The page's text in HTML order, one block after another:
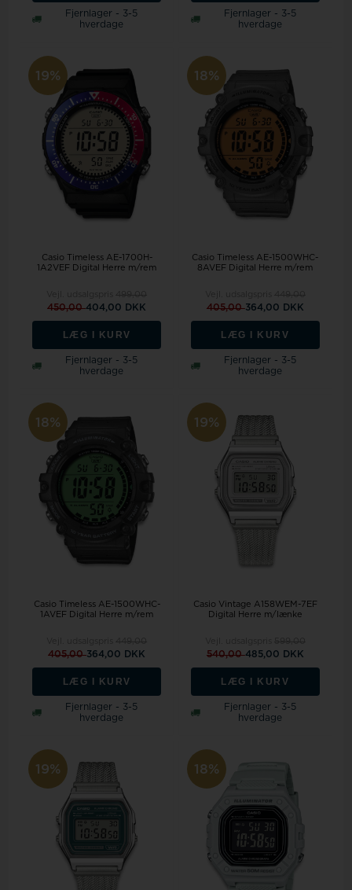
Fjernlager - 3-5
hverdage
Fjernlager - 3-5
hverdage
19%
Casio Timeless AE-1700H-
1A2VEF Digital Herre m/rem
450,00404,00 DKK
LÆG I KURV
Fjernlager - 3-5
hverdage
18%
Casio Timeless AE-1500WHC-
8AVEF Digital Herre m/rem
405,00364,00 DKK
LÆG I KURV
Fjernlager - 3-5
hverdage
18%
Casio Timeless AE-1500WHC-
1AVEF Digital Herre m/rem
405,00364,00 DKK
LÆG I KURV
Fjernlager - 3-5
hverdage
19%
Casio Vintage A158WEM-7EF
Digital Herre m/lænke
540,00485,00 DKK
LÆG I KURV
Fjernlager - 3-5
hverdage
19% 18%